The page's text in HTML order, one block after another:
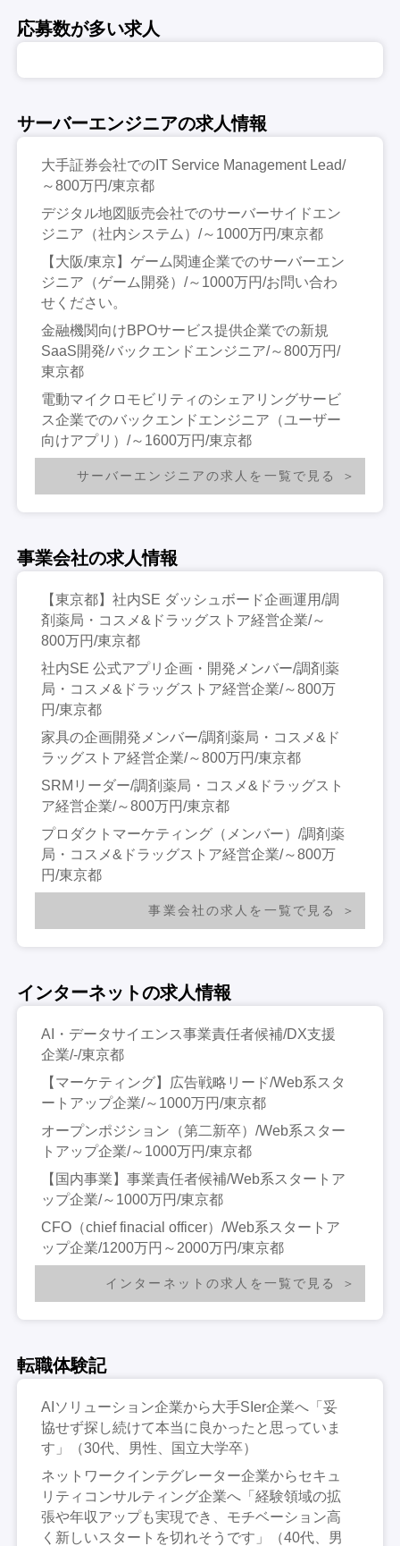
応募数が多い求人
サーバーエンジニアの求人情報
大手証券会社でのIT Service Management Lead/
～800万円/東京都
デジタル地図販売会社でのサーバーサイドエン
ジニア（社内システム）/～1000万円/東京都
【大阪/東京】ゲーム関連企業でのサーバーエン
ジニア（ゲーム開発）/～1000万円/お問い合わ
せください。
金融機関向けBPOサービス提供企業での新規
SaaS開発/バックエンドエンジニア/～800万円/
東京都
電動マイクロモビリティのシェアリングサービ
ス企業でのバックエンドエンジニア（ユーザー
向けアプリ）/～1600万円/東京都
サーバーエンジニアの求人を一覧で見る
事業会社の求人情報
【東京都】社内SE ダッシュボード企画運用/調
剤薬局・コスメ&ドラッグストア経営企業/～
800万円/東京都
社内SE 公式アプリ企画・開発メンバー/調剤薬
局・コスメ&ドラッグストア経営企業/～800万
円/東京都
家具の企画開発メンバー/調剤薬局・コスメ&ド
ラッグストア経営企業/～800万円/東京都
SRMリーダー/調剤薬局・コスメ&ドラッグスト
ア経営企業/～800万円/東京都
プロダクトマーケティング（メンバー）/調剤薬
局・コスメ&ドラッグストア経営企業/～800万
円/東京都
事業会社の求人を一覧で見る
インターネットの求人情報
AI・データサイエンス事業責任者候補/DX支援
企業/-/東京都
【マーケティング】広告戦略リード/Web系スタ
ートアップ企業/～1000万円/東京都
オープンポジション（第二新卒）/Web系スター
トアップ企業/～1000万円/東京都
【国内事業】事業責任者候補/Web系スタートア
ップ企業/～1000万円/東京都
CFO（chief finacial officer）/Web系スタートア
ップ企業/1200万円～2000万円/東京都
インターネットの求人を一覧で見る
転職体験記
AIソリューション企業から大手SIer企業へ「妥
協せず探し続けて本当に良かったと思っていま
す」（30代、男性、国立大学卒）
ネットワークインテグレーター企業からセキュ
リティコンサルティング企業へ「経験領域の拡
張や年収アップも実現でき、モチベーション高
く新しいスタートを切れそうです」（40代、男